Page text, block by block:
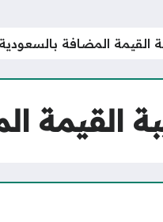
المضافة بالسعودية
القيمة